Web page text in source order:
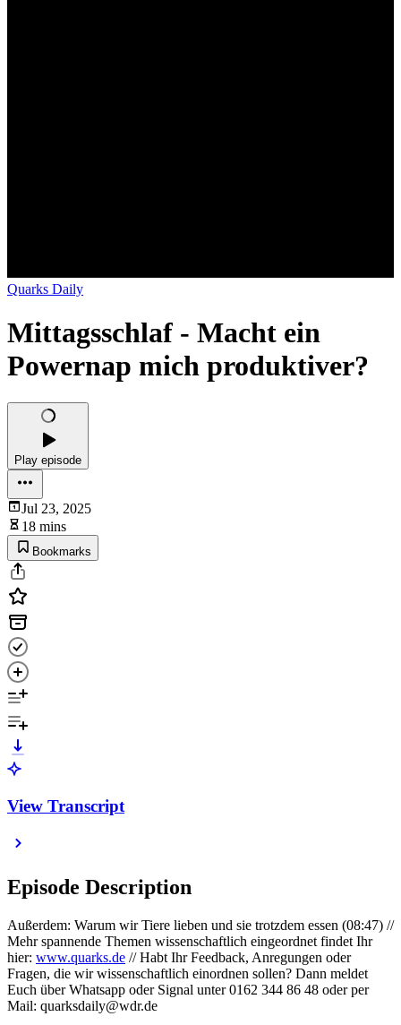
Quarks Daily
Mittagsschlaf - Macht ein
Powernap mich produktiver?
Play episode
Jul 23, 2025
18 mins
Bookmarks
View Transcript
Episode Description
Außerdem: Warum wir Tiere lieben und sie trotzdem essen (08:47) //
Mehr spannende Themen wissenschaftlich eingeordnet findet Ihr
hier: www.quarks.de // Habt Ihr Feedback, Anregungen oder
Fragen, die wir wissenschaftlich einordnen sollen? Dann meldet
Euch über Whatsapp oder Signal unter 0162 344 86 48 oder per
Mail: quarksdaily@wdr.de